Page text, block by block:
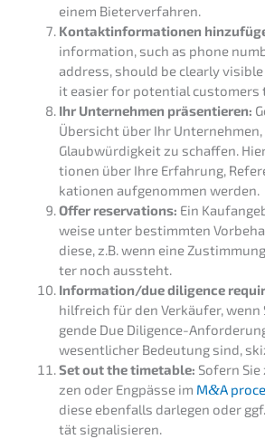
einem Bieterverfahren.
Kontakt­in­for­ma­tio­nen
infor­ma­ti­on, such as phone
address, should be clear­ly
it easier for poten­ti­al custo­mers
Ihr Unter­neh­men präsen­tie­ren:
Übersicht über Ihr
Glaub­wür­dig­keit zu schaf­fen.
tio­nen über Ihre Erfah­rung,
ka­tio­nen aufge­nom­men werden.
Offer reser­va­tions: Ein
wei­se unter bestimm­ten
diese, z.B. wenn eine
ter noch aussteht.
Information/due diligence
hilfreich für den Verkäu­fer,
gen­de Due Diligence-
wesent­li­cher Bedeu­tung sind,
Set out the timeta­ble: Sofern
zen oder Engpäs­se im M&A
diese ebenfalls darle­gen oder
tät signalisieren.